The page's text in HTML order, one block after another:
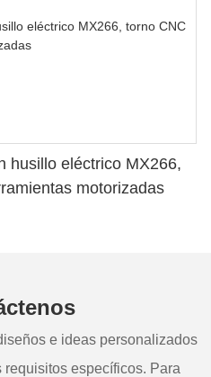
husillo eléctrico MX266,
motorizadas
e ideas personalizados
específicos. Para